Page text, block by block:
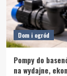
Dom i ogród
Pompy do
na wydajne,